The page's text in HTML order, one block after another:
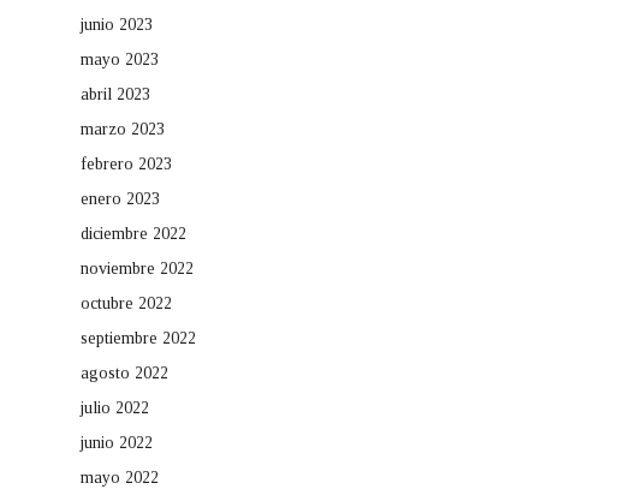
junio 2023
mayo 2023
abril 2023
marzo 2023
febrero 2023
enero 2023
diciembre 2022
noviembre 2022
octubre 2022
septiembre 2022
agosto 2022
julio 2022
junio 2022
mayo 2022